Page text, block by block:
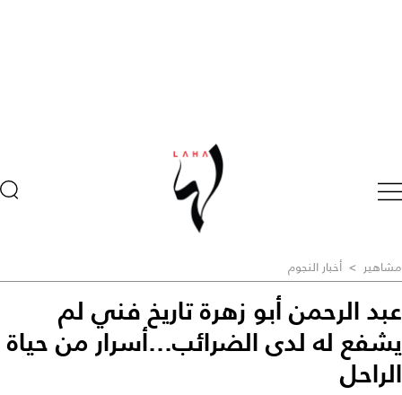
مشاهير > أخبار النجوم
عبد الرحمن أبو زهرة تاريخ فني لم
يشفع له لدى الضرائب...أسرار من حياة
الراحل